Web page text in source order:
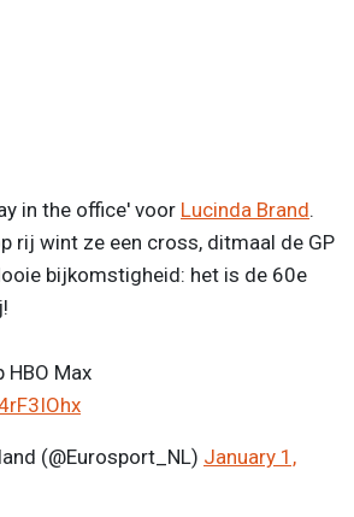
in the office' voor Lucinda Brand.
rij wint ze een cross, ditmaal de GP
bijkomstigheid: het is de 60e
Max
(@Eurosport_NL) January 1,